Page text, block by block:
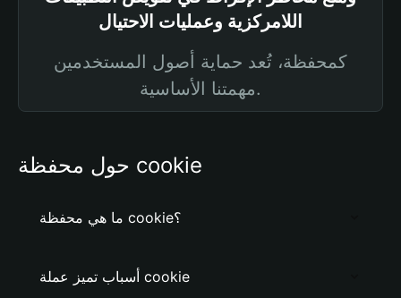
اللامركزية وعمليات الاحتيال
كمحفظة، تُعد حماية أصول المستخدمين
مهمتنا الأساسية.
حول محفظة cookie
ما هي محفظة cookie؟
أسباب تميز عملة cookie